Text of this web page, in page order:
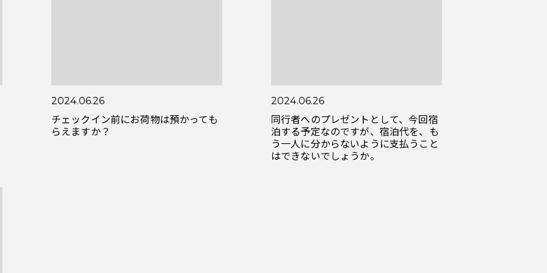
2024.06.26
チェックイン前にお荷物は預かっても
らえますか？
2024.06.26
同行者へのプレゼントとして、今回宿
泊する予定なのですが、宿泊代を、も
う一人に分からないように支払うこと
はできないでしょうか。